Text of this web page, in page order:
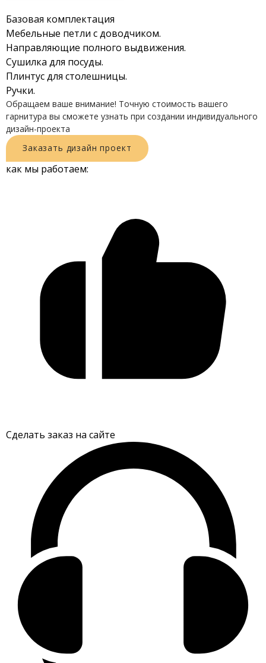
Базовая комплектация
Мебельные петли с доводчиком.
Направляющие полного выдвижения.
Сушилка для посуды.
Плинтус для столешницы.
Ручки.
Обращаем ваше внимание! Точную стоимость вашего
гарнитура вы сможете узнать при создании индивидуального
дизайн-проекта
Заказать дизайн проект
как мы работаем:
Сделать заказ на сайте